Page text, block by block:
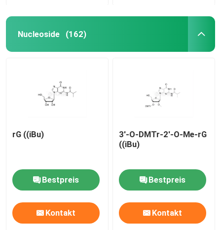
Nucleoside (162)
rG ((iBu)
Bestpreis
Kontakt
3'-O-DMTr-2'-O-Me-rG
((iBu)
Bestpreis
Kontakt